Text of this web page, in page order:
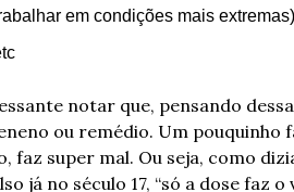
em condições mais extremas)
notar que, pensando
ou remédio. Um pouquinho
faz super mal. Ou seja, como
já no século 17, “só a dose faz o